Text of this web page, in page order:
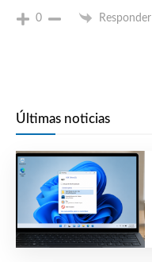
0 Responder
Últimas noticias